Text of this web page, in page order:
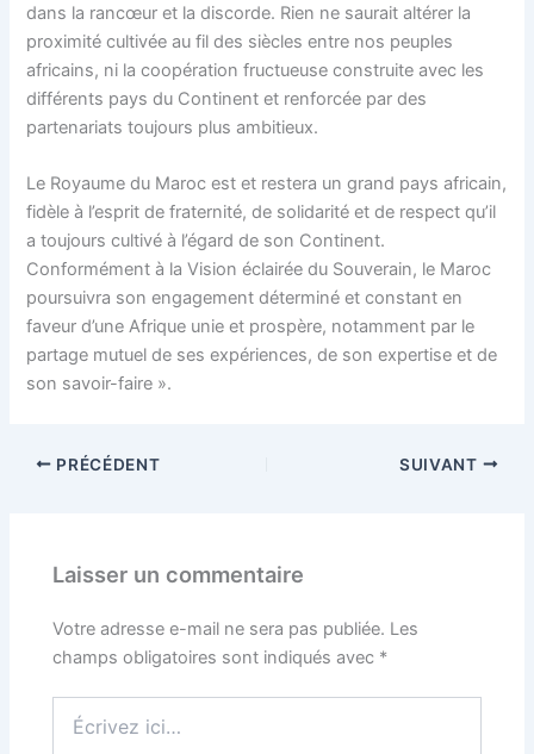
dans la rancœur et la discorde. Rien ne saurait altérer la
proximité cultivée au fil des siècles entre nos peuples
africains, ni la coopération fructueuse construite avec les
différents pays du Continent et renforcée par des
partenariats toujours plus ambitieux.
Le Royaume du Maroc est et restera un grand pays africain,
fidèle à l’esprit de fraternité, de solidarité et de respect qu’il
a toujours cultivé à l’égard de son Continent.
Conformément à la Vision éclairée du Souverain, le Maroc
poursuivra son engagement déterminé et constant en
faveur d’une Afrique unie et prospère, notamment par le
partage mutuel de ses expériences, de son expertise et de
son savoir-faire ».
PRÉCÉDENT SUIVANT
Laisser un commentaire
Votre adresse e-mail ne sera pas publiée. Les
champs obligatoires sont indiqués avec *
ici…